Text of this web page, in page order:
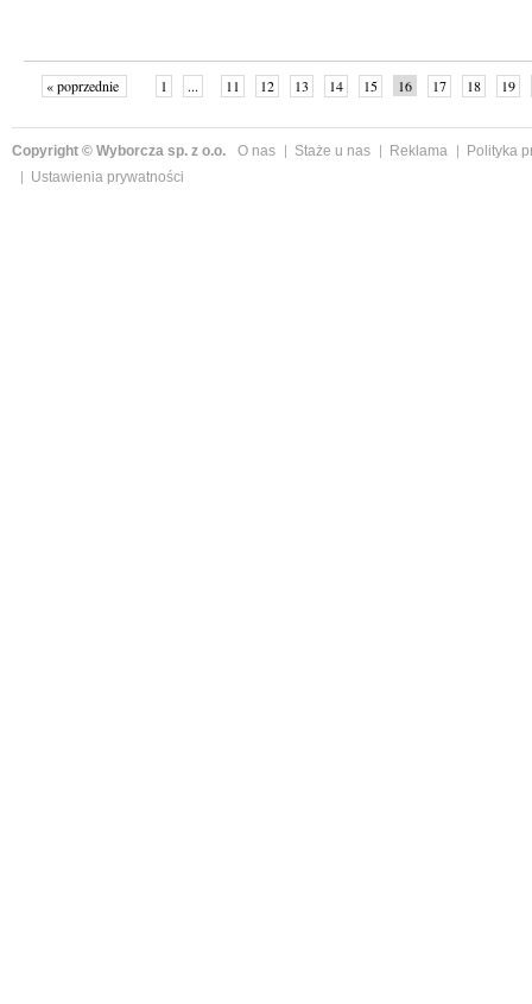
« poprzednie 1 ... 11 12 13 14 15 16 17 18
19
Copyright © Wyborcza sp. z o.o. O nas Staże u nas Reklama
Polityka
Ustawienia prywatności